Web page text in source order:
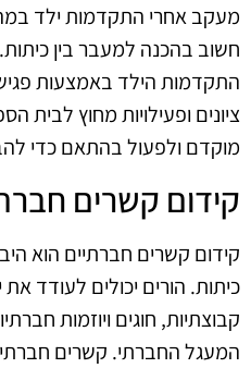
מעקב אחרי התקדמות ילד
חשוב בהכנה למעבר בין
התקדמות הילד באמצעות
ציונים ופעילויות מחוץ לבית
מוקדם ולפעול בהתאם כדי
קידום קשרים
קידום קשרים חברתיים הוא
כיתות. הורים יכולים לעודד
קבוצתיות, חוגים ויוזמות
המעגל החברתי. קשרים